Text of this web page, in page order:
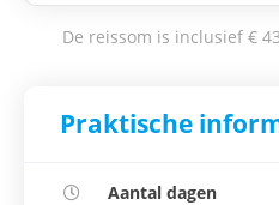
De reissom is inclusief €
Praktische
Aantal dagen